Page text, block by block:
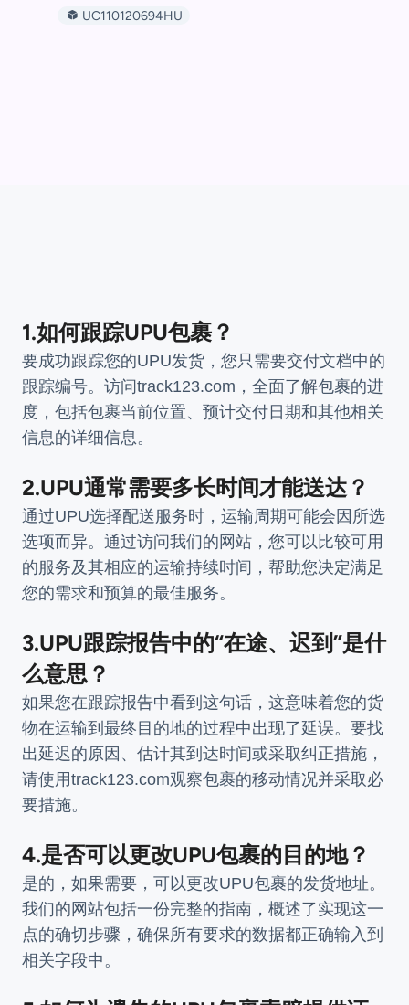
UC110120694HU
1.如何跟踪UPU包裹？
要成功跟踪您的UPU发货，您只需要交付文档中的
跟踪编号。访问track123.com，全面了解包裹的进
度，包括包裹当前位置、预计交付日期和其他相关
信息的详细信息。
2.UPU通常需要多长时间才能送达？
通过UPU选择配送服务时，运输周期可能会因所选
选项而异。通过访问我们的网站，您可以比较可用
的服务及其相应的运输持续时间，帮助您决定满足
您的需求和预算的最佳服务。
3.UPU跟踪报告中的“在途、迟到”是什
么意思？
如果您在跟踪报告中看到这句话，这意味着您的货
物在运输到最终目的地的过程中出现了延误。要找
出延迟的原因、估计其到达时间或采取纠正措施，
请使用track123.com观察包裹的移动情况并采取必
要措施。
4.是否可以更改UPU包裹的目的地？
是的，如果需要，可以更改UPU包裹的发货地址。
我们的网站包括一份完整的指南，概述了实现这一
点的确切步骤，确保所有要求的数据都正确输入到
相关字段中。